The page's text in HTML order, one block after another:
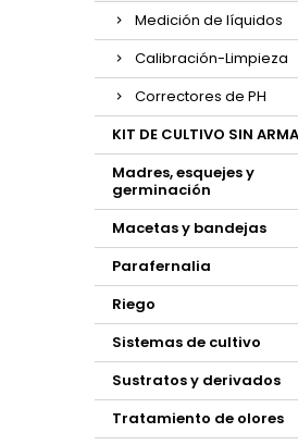
Medición de líquidos
Calibración-Limpieza
Correctores de PH
KIT DE CULTIVO SIN
Madres, esquejes y
germinación
Macetas y bandejas
Parafernalia
Riego
Sistemas de cultivo
Sustratos y derivados
Tratamiento de olores